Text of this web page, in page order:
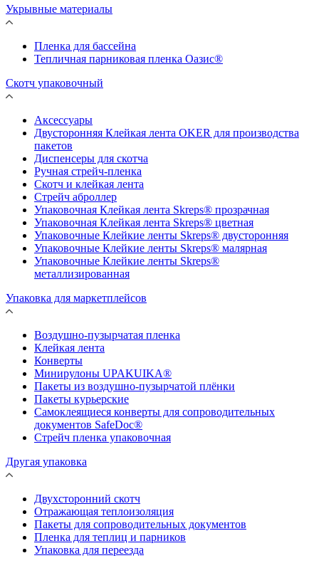
Укрывные материалы
Пленка для бассейна
Тепличная парниковая пленка Оазис®
Скотч упаковочный
Аксессуары
Двусторонняя Клейкая лента OKER для производства
пакетов
Диспенсеры для скотча
Ручная стрейч-пленка
Скотч и клейкая лента
Стрейч аброллер
Упаковочная Клейкая лента Skreps® прозрачная
Упаковочная Клейкая лента Skreps® цветная
Упаковочные Клейкие ленты Skreps® двусторонняя
Упаковочные Клейкие ленты Skreps® малярная
Упаковочные Клейкие ленты Skreps®
металлизированная
Упаковка для маркетплейсов
Воздушно-пузырчатая пленка
Клейкая лента
Конверты
Минирулоны UPAKUIKA®
Пакеты из воздушно-пузырчатой плёнки
Пакеты курьерские
Самоклеящиеся конверты для сопроводительных
документов SafeDoc®
Стрейч пленка упаковочная
Другая упаковка
Двухсторонний скотч
Отражающая теплоизоляция
Пакеты для сопроводительных документов
Пленка для теплиц и парников
Упаковка для переезда